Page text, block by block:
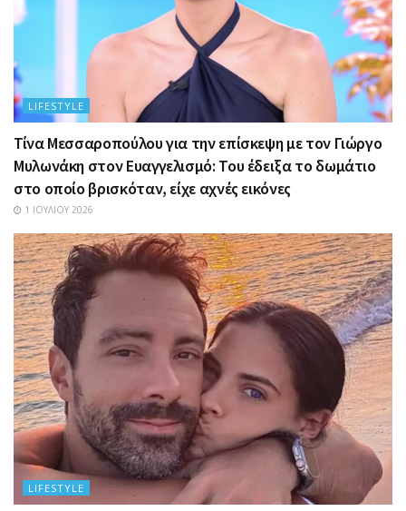
LIFESTYLE
Τίνα Μεσσαροπούλου για την επίσκεψη με τον Γιώργο
Μυλωνάκη στον Ευαγγελισμό: Του έδειξα το δωμάτιο
στο οποίο βρισκόταν, είχε αχνές εικόνες
1 ΙΟΥΛΊΟΥ 2026
LIFESTYLE